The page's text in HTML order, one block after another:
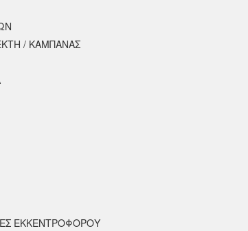
/ ΚΑΜΠΑΝΑΣ
ΕΚΚΕΝΤΡΟΦΟΡΟΥ